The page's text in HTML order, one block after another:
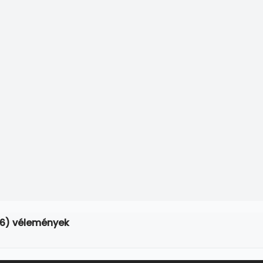
vélemények